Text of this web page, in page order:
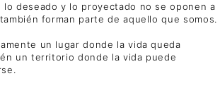
lo deseado y lo proyectado no se oponen a
forman parte de aquello que somos.
un lugar donde la vida queda
un territorio donde la vida puede